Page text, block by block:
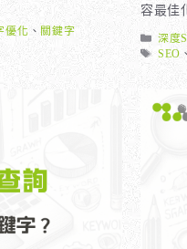
優化 、 關鍵字
容最佳
分
類
深度
標
SEO 、